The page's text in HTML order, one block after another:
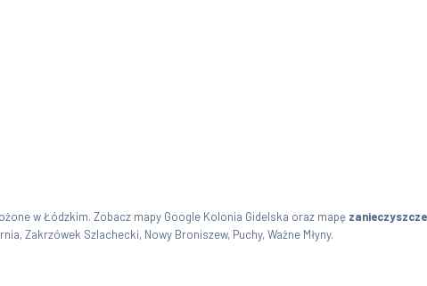
w Łódzkim. Zobacz mapy Google Kolonia Gidelska oraz mapę
Zakrzówek Szlachecki, Nowy Broniszew, Puchy, Ważne Młyny.